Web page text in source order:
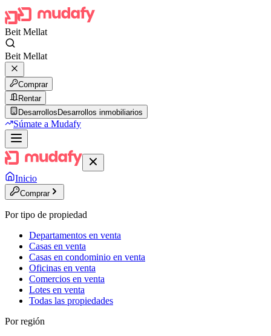
Beit Mellat
Beit Mellat
Comprar
Rentar
Desarrollos Desarrollos inmobiliarios
Súmate a Mudafy
Inicio
Comprar
Por tipo de propiedad
Departamentos en venta
Casas en venta
Casas en condominio en venta
Oficinas en venta
Comercios en venta
Lotes en venta
Todas las propiedades
Por región